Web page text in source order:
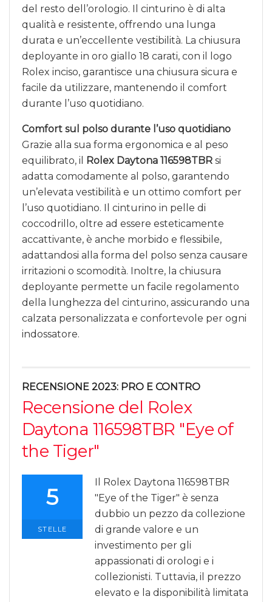
del resto dell’orologio. Il cinturino è di alta
qualità e resistente, offrendo una lunga
durata e un’eccellente vestibilità. La chiusura
deployante in oro giallo 18 carati, con il logo
Rolex inciso, garantisce una chiusura sicura e
facile da utilizzare, mantenendo il comfort
durante l’uso quotidiano.
Comfort sul polso durante l’uso quotidiano
Grazie alla sua forma ergonomica e al peso
equilibrato, il
Rolex Daytona 116598TBR si
adatta comodamente al polso, garantendo
un’elevata vestibilità e un ottimo comfort per
l’uso quotidiano. Il cinturino in pelle di
coccodrillo, oltre ad essere esteticamente
accattivante, è anche morbido e flessibile,
adattandosi alla forma del polso senza causare
irritazioni o scomodità. Inoltre, la chiusura
deployante permette un facile regolamento
della lunghezza del cinturino, assicurando una
calzata personalizzata e confortevole per ogni
indossatore.
RECENSIONE 2023: PRO E CONTRO
Recensione del Rolex
Daytona 116598TBR "Eye of
the Tiger"
5
STELLE
Il Rolex Daytona 116598TBR
"Eye of the Tiger" è senza
dubbio un pezzo da collezione
di grande valore e un
investimento per gli
appassionati di orologi e i
collezionisti. Tuttavia, il prezzo
elevato e la disponibilità limitata